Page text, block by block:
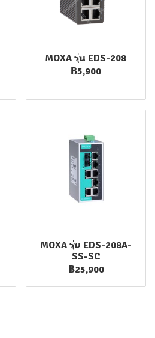
MOXA รุ่น EDS-208
฿5,900
MOXA รุ่น EDS-208A-
SS-SC
฿25,900